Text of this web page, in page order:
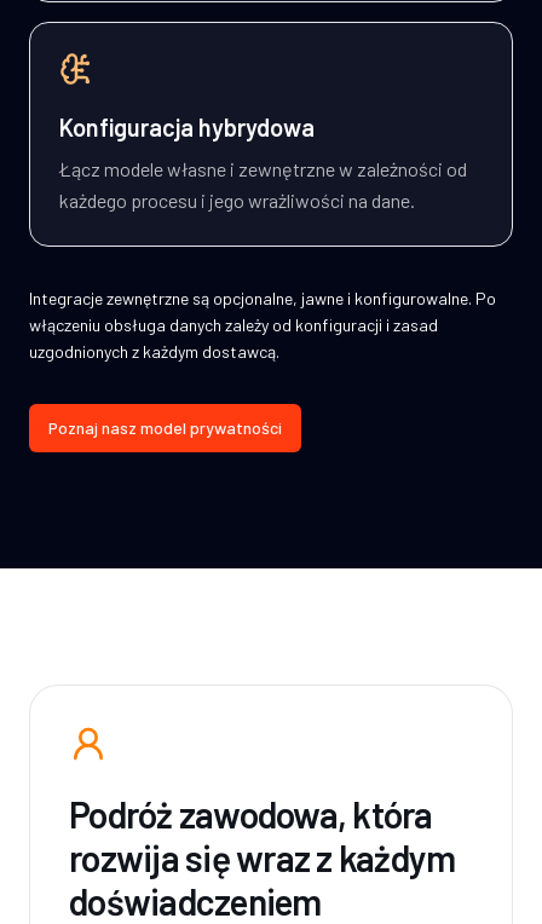
Konfiguracja hybrydowa
Łącz modele własne i zewnętrzne w zależności od
każdego procesu i jego wrażliwości na dane.
Integracje zewnętrzne są opcjonalne, jawne i konfigurowalne. Po
włączeniu obsługa danych zależy od konfiguracji i zasad
uzgodnionych z każdym dostawcą.
Poznaj nasz model prywatności
Podróż zawodowa, która
rozwija się wraz z każdym
doświadczeniem